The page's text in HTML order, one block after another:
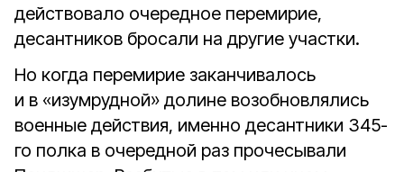
действовало очередное перемирие,
десантников бросали на другие участки.
Но когда перемирие заканчивалось
и в «изумрудной» долине возобновлялись
военные действия, именно десантники 345-
го полка в очередной раз прочесывали